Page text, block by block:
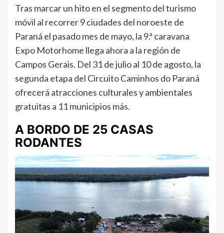
Tras marcar un hito en el segmento del turismo
móvil al recorrer 9 ciudades del noroeste de
Paraná el pasado mes de mayo, la 9.ª caravana
Expo Motorhome llega ahora a la región de
Campos Gerais. Del 31 de julio al 10 de agosto, la
segunda etapa del Circuito Caminhos do Paraná
ofrecerá atracciones culturales y ambientales
gratuitas a 11 municipios más.
A BORDO DE 25 CASAS
RODANTES